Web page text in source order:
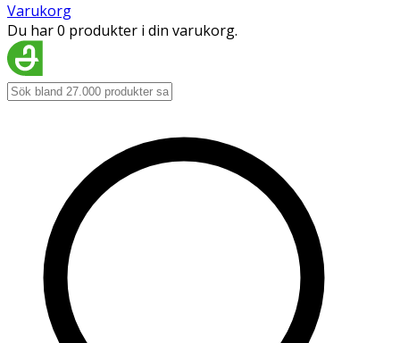
Varukorg
Du har 0 produkter i din varukorg.